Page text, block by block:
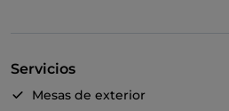
Servicios
Mesas de exterior